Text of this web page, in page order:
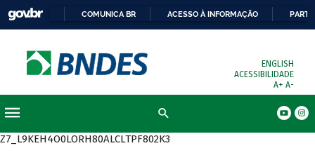
COMUNICA BR ACESSO À INFORMAÇÃO
ENGLISH
ACESSIBILIDADE
A+ A-
Z7_L9KEH4O0LORH80ALCLTPF802K3